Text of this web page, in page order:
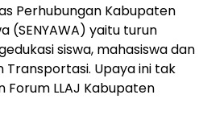
Perhubungan Kabupaten
(SENYAWA) yaitu turun
siswa, mahasiswa dan
Upaya ini tak
LLAJ Kabupaten